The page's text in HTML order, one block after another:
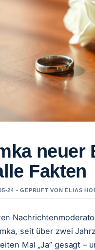
neuer
Fakten
24 • GEPRUFT VON ELIAS
seit über zwei
Mal „Ja” gesagt